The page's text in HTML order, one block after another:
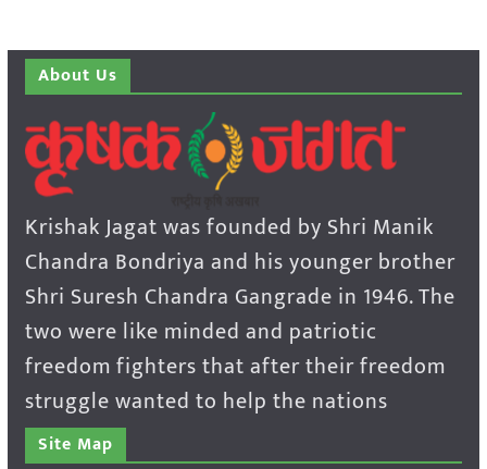
About Us
Krishak Jagat was founded by Shri Manik
Chandra Bondriya and his younger brother
Shri Suresh Chandra Gangrade in 1946. The
two were like minded and patriotic
freedom fighters that after their freedom
struggle wanted to help the nations
Site Map